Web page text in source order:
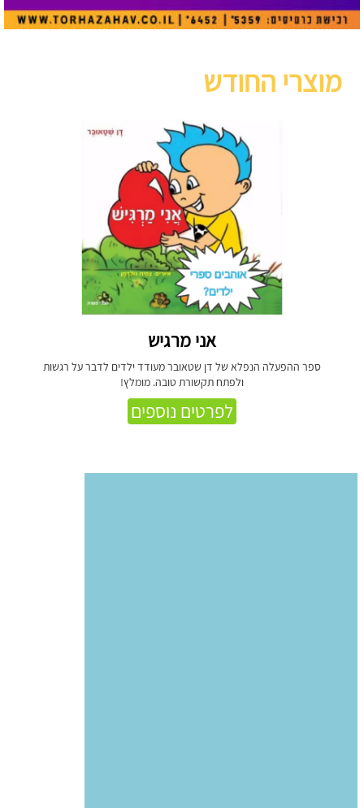
מוצרי החודש
אני מרגיש
ספר ההפעלה הנפלא של דן שטאובר מעודד ילדים לדבר על רגשות
ולפתח תקשורת טובה. מומלץ!
לפרטים נוספים